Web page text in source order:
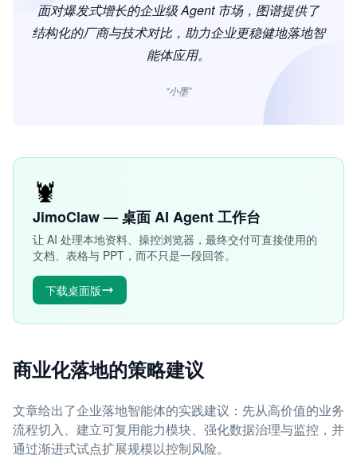
面对爆发式增长的企业级 Agent 市场，图谱提供了
结构化的厂商与技术对比，助力企业更稳健地落地智
能体应用。
“小墨”
🦞
JimoClaw — 桌面 AI Agent 工作台
让 AI 处理本地资料、操控浏览器，最终交付可直接使用的
文档、表格与 PPT，而不只是一段回答。
下载桌面版
商业化落地的策略建议
文章给出了企业落地智能体的实践建议：先从高价值的业务
流程切入、建立可复用能力模块、强化数据治理与监控，并
通过渐进式试点扩展规模以控制风险。